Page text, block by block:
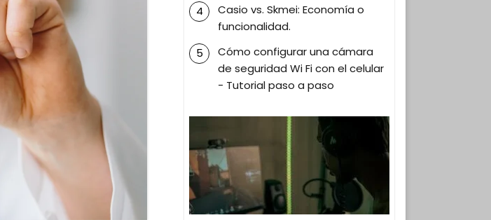
Casio vs. Skmei: Economía o
funcionalidad.
Cómo configurar una cámara
de seguridad Wi Fi con el celular
- Tutorial paso a paso